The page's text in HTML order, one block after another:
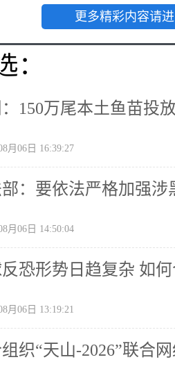
更多精彩内容请
：
150万尾本土鱼苗投
月06日 16:39:27
：要依法严格加强
月06日 14:50:04
恐形势日趋复杂 如
月06日 13:19:21
组织“天山-2026”联合